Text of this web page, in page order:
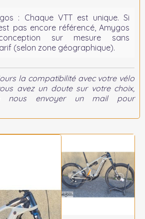
: Chaque VTT est unique. Si
pas encore référencé, Amygos
sur mesure sans
(selon zone géographique).
la compatibilité avec votre vélo
avez un doute sur votre choix,
nous envoyer un mail pour